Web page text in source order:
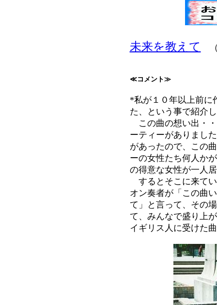
未来を教えて （
≪コメント≫
*私が１０年以上前に
た、という事で紹介
この曲の想い出・
ーティーがありまし
があったので、この
ーの女性たち何人か
の得意な女性が一人
するとそこに来て
オン奏者が「この曲
て」と言って、その
て、みんなで盛り上
イギリス人に受けた